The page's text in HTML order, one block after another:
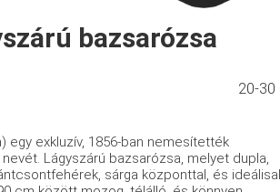
bazsarózsa
20-30
exkluzív, 1856-ban nemesítették
Lágyszárú bazsarózsa, melyet dupla,
sárga központtal, és